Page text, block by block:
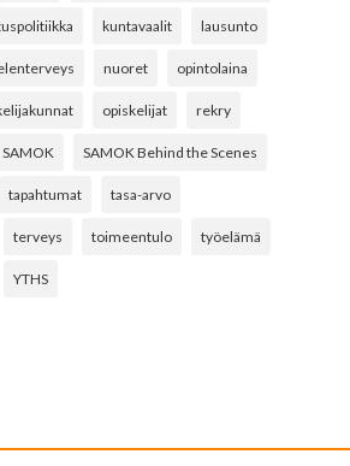
kuntavaalit lausunto
nuoret opintolaina
opiskelijat rekry
SAMOK SAMOK Behind the Scenes
tapahtumat tasa-arvo
terveys toimeentulo työelämä
YTHS